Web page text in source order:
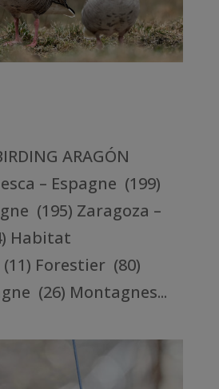
ARAGÓN
– Espagne (199)
(195) Zaragoza –
Habitat
Forestier (80)
(26) Montagnes...